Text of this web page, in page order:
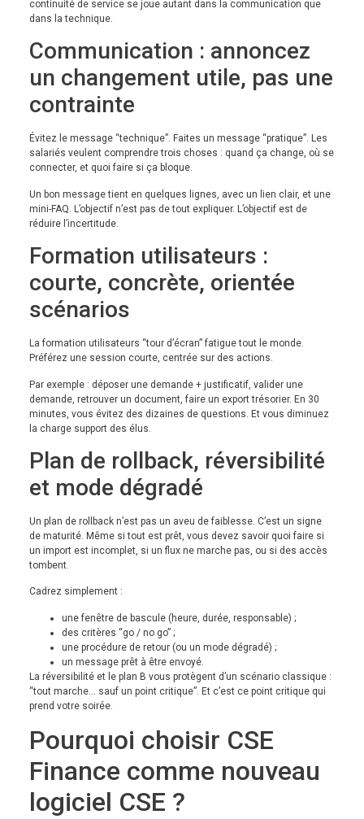
continuité de service se joue autant dans la communication que
dans la technique.
Communication : annoncez
un changement utile, pas une
contrainte
Évitez le message “technique”. Faites un message “pratique”. Les
salariés veulent comprendre trois choses : quand ça change, où se
connecter, et quoi faire si ça bloque.
Un bon message tient en quelques lignes, avec un lien clair, et une
mini-FAQ. L’objectif n’est pas de tout expliquer. L’objectif est de
réduire l’incertitude.
Formation utilisateurs :
courte, concrète, orientée
scénarios
La formation utilisateurs “tour d’écran” fatigue tout le monde.
Préférez une session courte, centrée sur des actions.
Par exemple : déposer une demande + justificatif, valider une
demande, retrouver un document, faire un export trésorier. En 30
minutes, vous évitez des dizaines de questions. Et vous diminuez
la charge support des élus.
Plan de rollback, réversibilité
et mode dégradé
Un plan de rollback n’est pas un aveu de faiblesse. C’est un signe
de maturité. Même si tout est prêt, vous devez savoir quoi faire si
un import est incomplet, si un flux ne marche pas, ou si des accès
tombent.
Cadrez simplement :
une fenêtre de bascule (heure, durée, responsable) ;
des critères “go / no go” ;
une procédure de retour (ou un mode dégradé) ;
un message prêt à être envoyé.
La réversibilité et le plan B vous protègent d’un scénario classique :
“tout marche… sauf un point critique”. Et c’est ce point critique qui
prend votre soirée.
Pourquoi choisir CSE
Finance comme nouveau
logiciel CSE ?